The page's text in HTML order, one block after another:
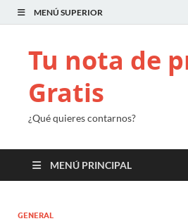
MENÚ SUPERIOR
Tu nota de
Gratis
¿Qué quieres contarnos?
MENÚ PRINCIPAL
GENERAL